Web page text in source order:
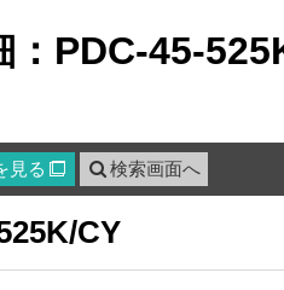
：PDC-45-
見る  検索画面へ
CY